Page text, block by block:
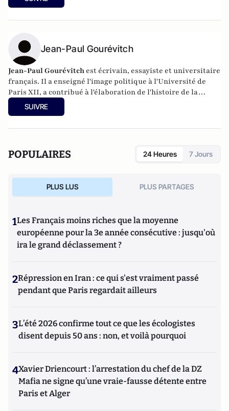
l’Éducation et à la Culture de 2014 à 2019. Twitter :
Jean-Paul Gourévitch
Jean-Paul Gourévitch est écrivain, essayiste et universitaire
français. Il a enseigné l'image politique à l'Université de
Paris XII, a contribué à l'élaboration de l'histoire de la
littérature de la jeunesse et de ses illustrateurs par ses
ouvrages et ses expositions, et a publié plusieurs ouvrages
Zemmour et le Grand Remplacement (Ovadia 2021), Le coût
SUIVRE
POPULAIRES 24 Heures 7 Jours
PLUS LUS PLUS PARTAGES
1Les Français moins riches que la moyenne
européenne pour la 3e année consécutive : jusqu'où
ira le grand déclassement ?
2Répression en Iran : ce qui s'est vraiment passé
pendant que Paris regardait ailleurs
3L’été 2026 confirme tout ce que les écologistes
disent depuis 50 ans : non, et voilà pourquoi
4Xavier Driencourt : l’arrestation du chef de la DZ
Mafia ne signe qu’une vraie-fausse détente entre
Paris et Alger